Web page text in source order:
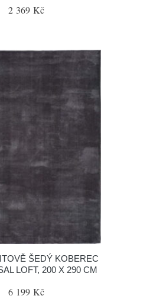
2 369 Kč
ŠEDÝ KOBEREC
LOFT, 200 X 290 CM
6 199 Kč